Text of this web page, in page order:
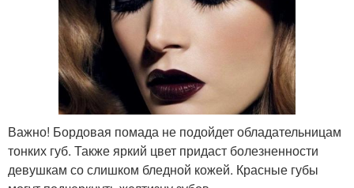
Важно! Бордовая помада не подойдет обладательницам
тонких губ. Также яркий цвет придаст болезненности
девушкам со слишком бледной кожей. Красные губы